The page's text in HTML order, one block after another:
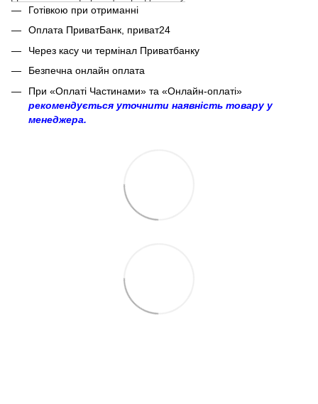
Готівкою при отриманні
Оплата ПриватБанк, приват24
Через касу чи термінал Приватбанку
Безпечна онлайн оплата
При «Оплаті Частинами» та «Онлайн-оплаті»
рекомендується уточнити наявність товару у
менеджера.